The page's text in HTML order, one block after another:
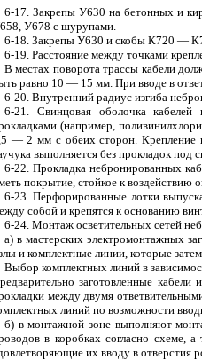
6-17. Закрепы У630 на бетонных и
У678 с шурупами.
6-18. Закрепы У630 и скобы К720 —
6-19. Расстояние между точками
В местах поворота трассы кабели
равно 10 — 15 мм. При вводе в
6-20. Внутренний радиус изгиба
6-21. Свинцовая оболочка
(например,
— 2 мм с обеих сторон. Крепление
выполняется без прокладок под
6-22. Прокладка небронированных
покрытие, стойкое к
6-23. Перфорированные лотки
собой и крепятся к основанию
6-24. Монтаж осветительных сетей
а) в мастерских электромонтажных
и комплектные линии, которые
Выбор комплектных линий в
заготовленные
между двумя
линий по возможности
б) в монтажной зоне выполняют
в коробках согласно схеме,
их вводу в отверстия